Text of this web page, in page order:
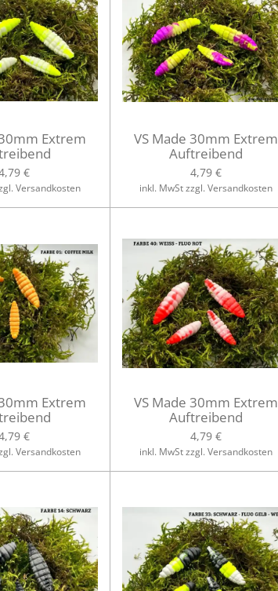
Extrem
€
Versandkosten
VS Made 30mm Extrem
Auftreibend
4,79 €
inkl. MwSt zzgl. Versandkosten
Extrem
€
Versandkosten
VS Made 30mm Extrem
Auftreibend
4,79 €
inkl. MwSt zzgl. Versandkosten